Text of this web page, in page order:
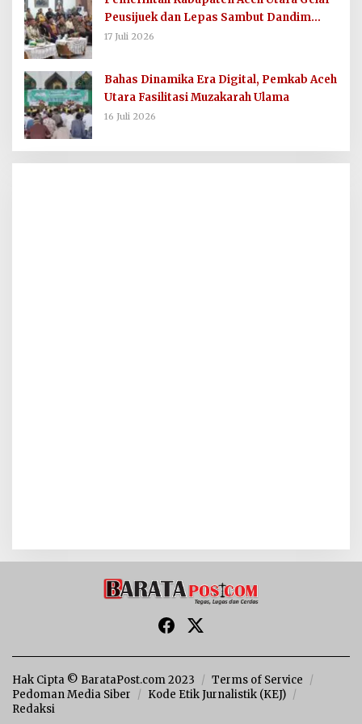
Peusijuek dan Lepas Sambut Dandim
0103/AUT
17 Juli 2026
Bahas Dinamika Era Digital, Pemkab Aceh
Utara Fasilitasi Muzakarah Ulama
16 Juli 2026
Hak Cipta © BarataPost.com 2023
Terms of Service
Pedoman Media Siber
Kode Etik Jurnalistik (KEJ)
Redaksi